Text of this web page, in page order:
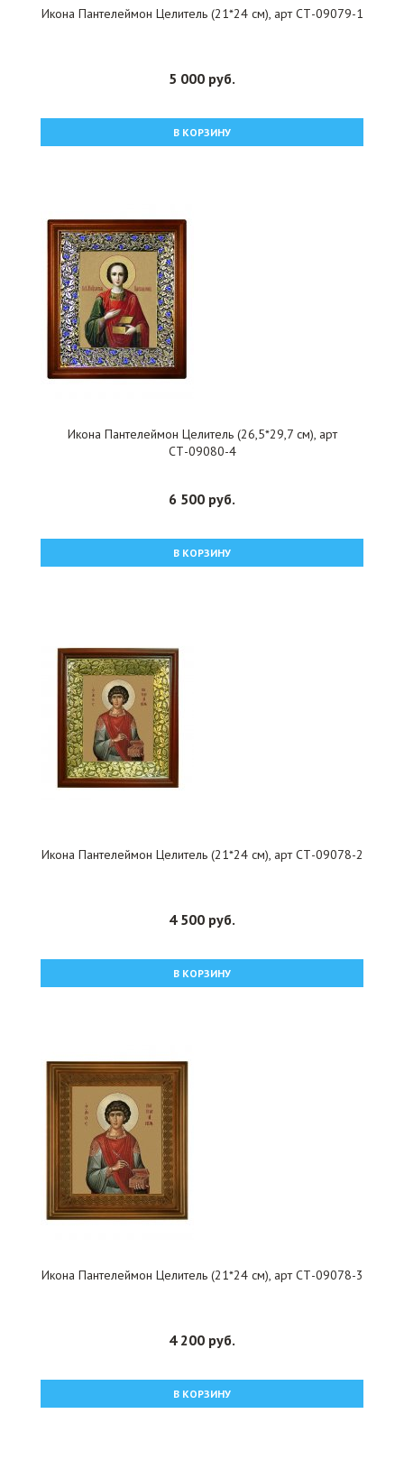
Икона Пантелеймон Целитель (21*24 см), арт СТ-09079-1
5 000 руб.
В КОРЗИНУ
Икона Пантелеймон Целитель (26,5*29,7 см), арт
СТ-09080-4
6 500 руб.
В КОРЗИНУ
Икона Пантелеймон Целитель (21*24 см), арт СТ-09078-2
4 500 руб.
В КОРЗИНУ
Икона Пантелеймон Целитель (21*24 см), арт СТ-09078-3
4 200 руб.
В КОРЗИНУ